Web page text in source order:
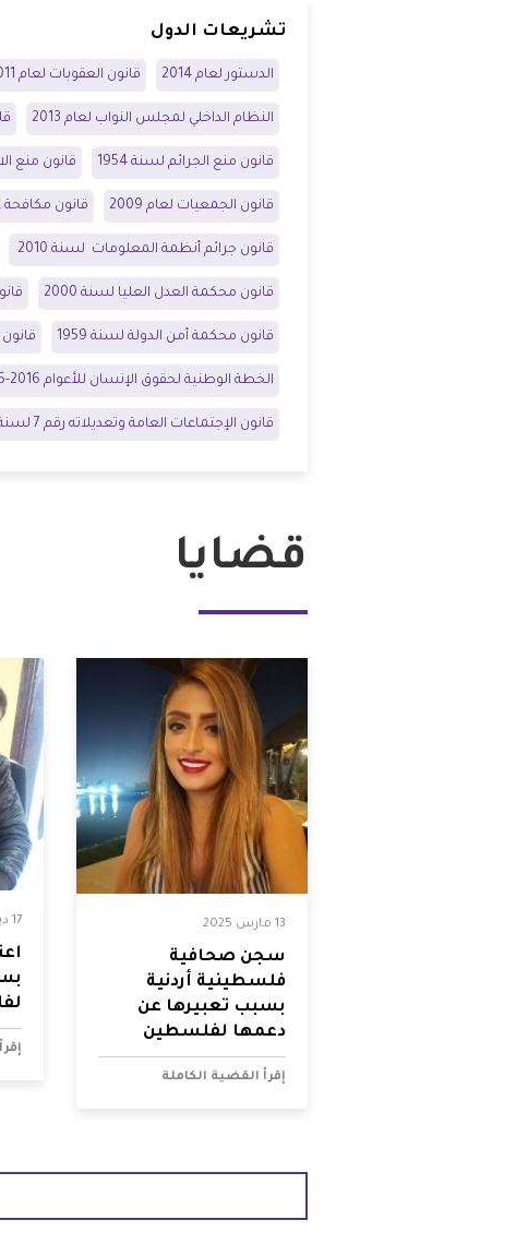
مصر
الأردن
الكويت
موريتانيا
المغرب
فلسطين
السودان
سوريا
تونس
الإمارات
شواغر
تشريعات الدول
الدستور لعام 2014 قانون العقوبات لعام 2011
النظام الداخلي لمجلس النواب لعام 2013
قانون منع الجرائم لسنة 1954 قانون منع
قانون الجمعيات لعام 2009 قانون مكافحة
قانون جرائم أنظمة المعلومات لسنة 2010
قانون محكمة العدل العليا لسنة 2000
قانون محكمة أمن الدولة لسنة 1959
الخطة الوطنية لحقوق الإنسان للأعوام 2016-
قانون الإجتماعات العامة وتعديلاته رقم 7 لسنة 2004
قضايا
13 مارس 2025
سجن صحافية
فلسطينية أردنية
بسبب تعبيرها عن
دعمها لفلسطين
إقرأ القضية الكاملة
17 ديسمبر 2024